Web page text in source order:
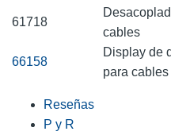
61718
cables
66158
Display de
para cables
Reseñas
P y R